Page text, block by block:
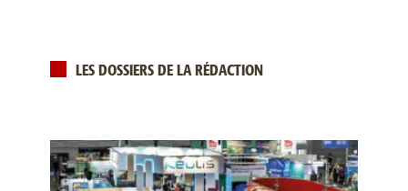
LES DOSSIERS DE LA RÉDACTION